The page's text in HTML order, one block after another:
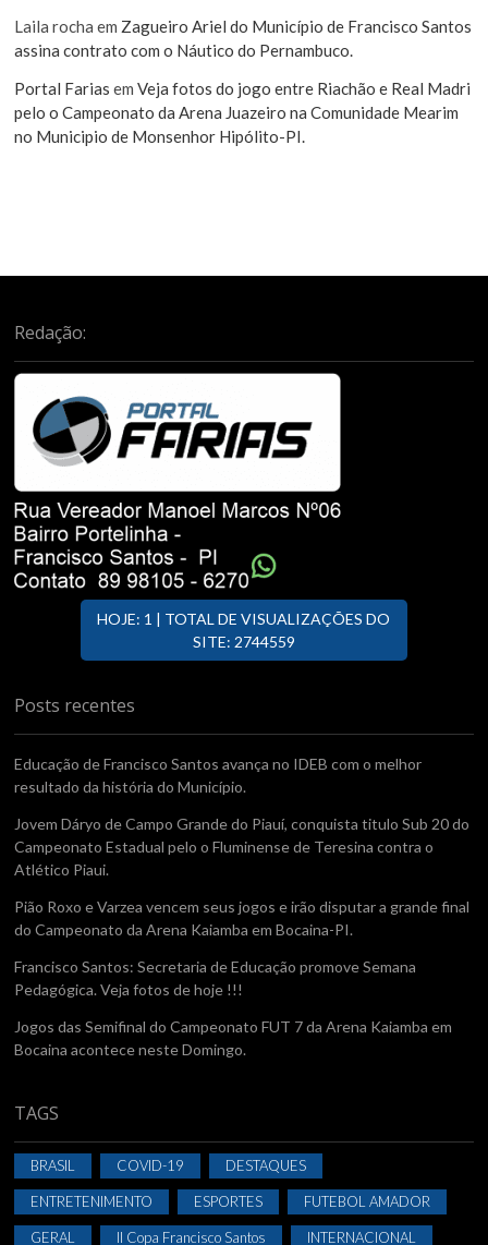
Laila rocha em Zagueiro Ariel do Município de Francisco Santos
assina contrato com o Náutico do Pernambuco.
Portal Farias emVeja fotos do jogo entre Riachão e Real Madri
pelo o Campeonato da Arena Juazeiro na Comunidade Mearim
no Municipio de Monsenhor Hipólito-PI.
Redação:
HOJE: 1 | TOTAL DE VISUALIZAÇÕES DO
SITE: 2744559
Posts recentes
Educação de Francisco Santos avança no IDEB com o melhor
resultado da história do Município.
Jovem Dáryo de Campo Grande do Piauí, conquista titulo Sub 20 do
Campeonato Estadual pelo o Fluminense de Teresina contra o
Atlético Piaui.
Pião Roxo e Varzea vencem seus jogos e irão disputar a grande final
do Campeonato da Arena Kaiamba em Bocaina-PI.
Francisco Santos: Secretaria de Educação promove Semana
Pedagógica. Veja fotos de hoje !!!
Jogos das Semifinal do Campeonato FUT 7 da Arena Kaiamba em
Bocaina acontece neste Domingo.
TAGS
BRASIL COVID-19 DESTAQUES
ENTRETENIMENTO ESPORTES FUTEBOL AMADOR
GERAL II Copa Francisco Santos INTERNACIONAL